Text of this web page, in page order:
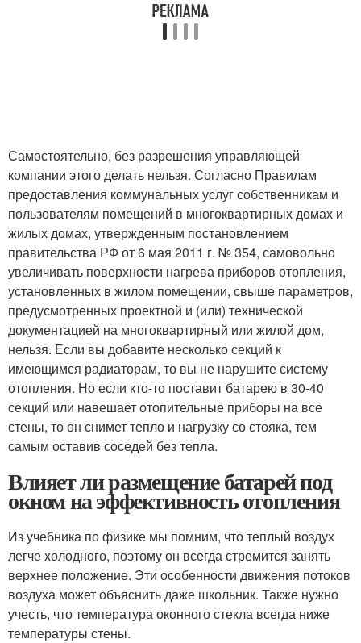
Самостоятельно, без разрешения управляющей
компании этого делать нельзя. Согласно Правилам
предоставления коммунальных услуг собственникам и
пользователям помещений в многоквартирных домах и
жилых домах, утвержденным постановлением
правительства РФ от 6 мая 2011 г. № 354, самовольно
увеличивать поверхности нагрева приборов отопления,
установленных в жилом помещении, свыше параметров,
предусмотренных проектной и (или) технической
документацией на многоквартирный или жилой дом,
нельзя. Если вы добавите несколько секций к
имеющимся радиаторам, то вы не нарушите систему
отопления. Но если кто-то поставит батарею в 30-40
секций или навешает отопительные приборы на все
стены, то он снимет тепло и нагрузку со стояка, тем
самым оставив соседей без тепла.
Влияет ли размещение батарей под
окном на эффективность отопления
Из учебника по физике мы помним, что теплый воздух
легче холодного, поэтому он всегда стремится занять
верхнее положение. Эти особенности движения потоков
воздуха может объяснить даже школьник. Также нужно
учесть, что температура оконного стекла всегда ниже
температуры стены.